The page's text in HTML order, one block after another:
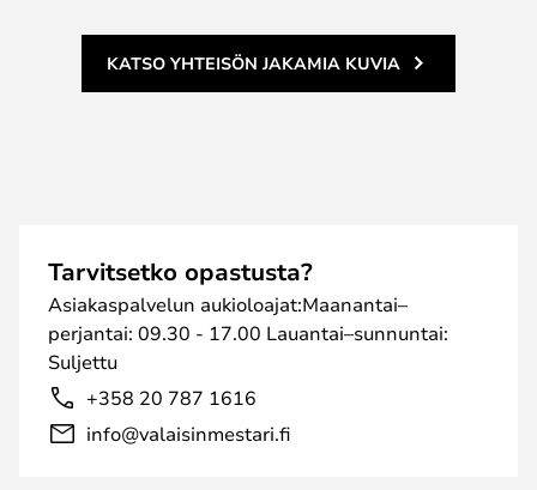
KATSO YHTEISÖN JAKAMIA KUVIA
Tarvitsetko opastusta?
Asiakaspalvelun aukioloajat:Maanantai–
perjantai: 09.30 - 17.00 Lauantai–sunnuntai:
Suljettu
+358 20 787 1616
info@valaisinmestari.fi